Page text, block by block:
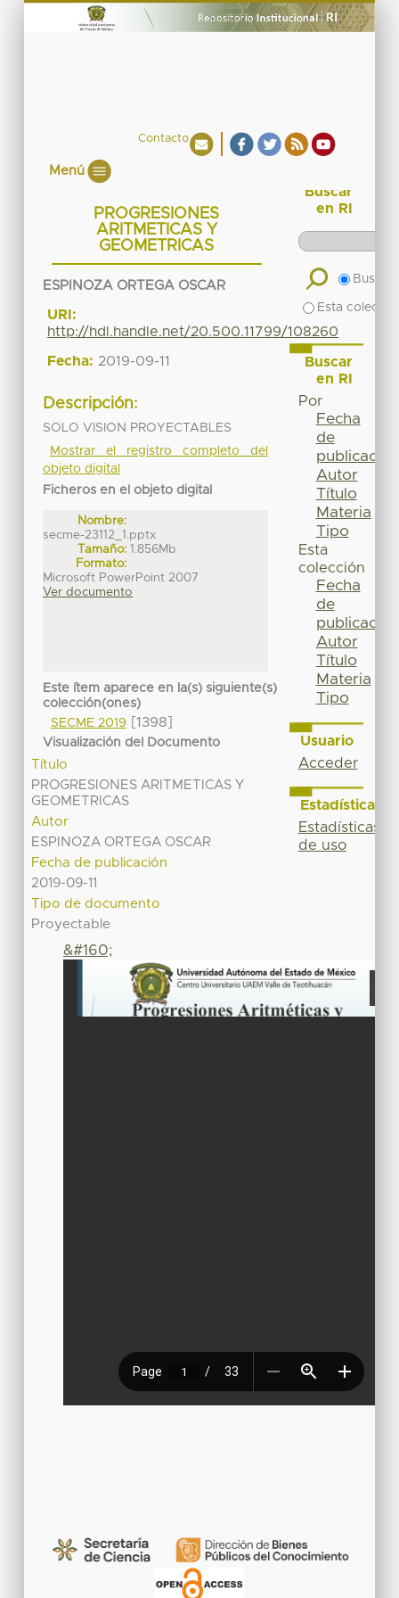
Contacto
Menú
PROGRESIONES
ARITMETICAS Y
GEOMETRICAS
ESPINOZA ORTEGA OSCAR
URI:
http://hdl.handle.net/20.500.11799/108260
Fecha: 2019-09-11
Descripción:
SOLO VISION PROYECTABLES
Mostrar el registro completo del
objeto digital
Ficheros en el objeto digital
Nombre:
secme-23112_1.pptx
Tamaño: 1.856Mb
Formato:
Microsoft PowerPoint 2007
Ver documento
Este ítem aparece en la(s) siguiente(s)
colección(ones)
SECME 2019
[1398]
Visualización del Documento
Título
PROGRESIONES ARITMETICAS Y
GEOMETRICAS
Autor
ESPINOZA ORTEGA OSCAR
Fecha de publicación
2019-09-11
Tipo de documento
Proyectable
&#160;
Buscar
en RI
Buscar
Esta
Buscar
en RI
Por
Fecha
de
publicación
Autor
Título
Materia
Tipo
Esta
colección
Fecha
de
publicación
Autor
Título
Materia
Tipo
Usuario
Acceder
Estadísticas
Estadísticas
de uso